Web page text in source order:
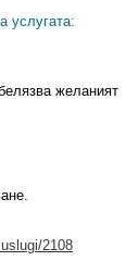
услугата:
желаният
2108